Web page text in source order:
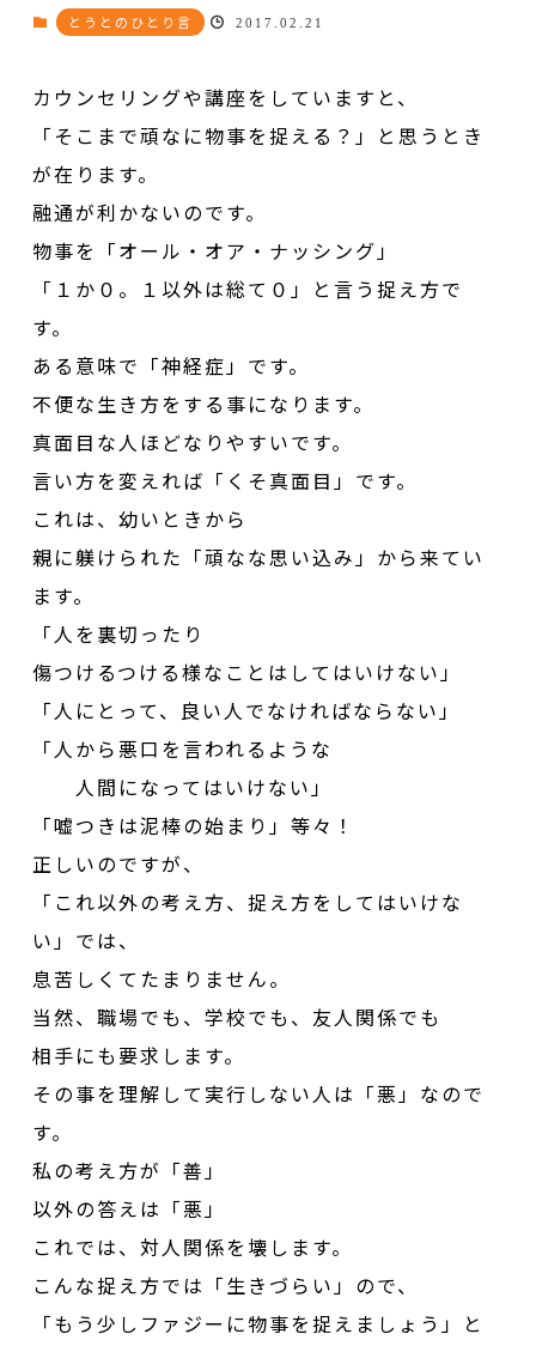
とうとのひとり言 2017.02.21
カウンセリングや講座をしていますと、
「そこまで頑なに物事を捉える？」と思うとき
が在ります。
融通が利かないのです。
物事を「オール・オア・ナッシング」
「１か０。１以外は総て０」と言う捉え方で
す。
ある意味で「神経症」です。
不便な生き方をする事になります。
真面目な人ほどなりやすいです。
言い方を変えれば「くそ真面目」です。
これは、幼いときから
親に躾けられた「頑なな思い込み」から来てい
ます。
「人を裏切ったり
傷つけるつける様なことはしてはいけない」
「人にとって、良い人でなければならない」
「人から悪口を言われるような
人間になってはいけない」
「嘘つきは泥棒の始まり」等々！
正しいのですが、
「これ以外の考え方、捉え方をしてはいけな
い」では、
息苦しくてたまりません。
当然、職場でも、学校でも、友人関係でも
相手にも要求します。
その事を理解して実行しない人は「悪」なので
す。
私の考え方が「善」
以外の答えは「悪」
これでは、対人関係を壊します。
こんな捉え方では「生きづらい」ので、
「もう少しファジーに物事を捉えましょう」と